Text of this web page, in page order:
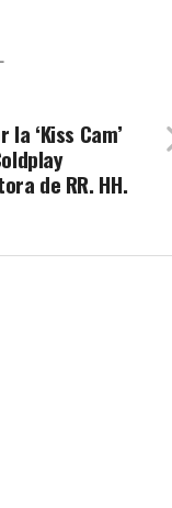
‘Kiss Cam’
de RR. HH.